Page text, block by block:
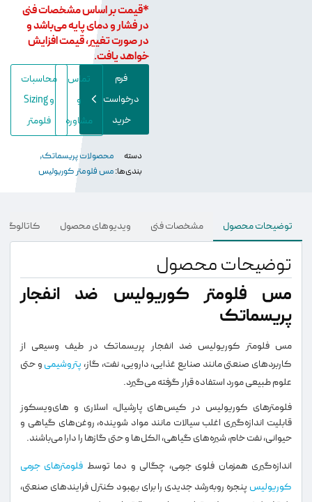
*قیمت بر اساس مشخصات فنی
در فشار و دمای پایه می‌باشد و
در صورت تغییر، قیمت افزایش
خواهد یافت.
فرم
درخواست
خرید
تماس
و
مشاوره
محاسبات
و Sizing
فلومتر
دسته
بندی‌ها:
محصولات پریسماتک,
مس فلومتر کوریولیس
توضیحات محصول مشخصات فنی ویدیو‌های محصول کاتالوگ
توضیحات محصول
مس فلومتر کوریولیس ضد انفجار
پریسماتک
مس فلومتر کوریولیس ضد انفجار پریسماتک در طیف وسیعی از
کاربردهای صنعتی مانند صنایع غذایی، دارویی، نفت، گاز،پتروشیمیو حتی
علوم طبیعی مورد استفاده قرار گرفته می‌گیرد.
فلومترهای کوریولیس در کیس‌های پارشیال، اسلاری و های‌ویسکوز
قابلیت اندازه‌گیری اغلب سیالات مانند مواد شوینده، روغن‌های گیاهی و
حیوانی، نفت خام، شیره‌های گیاهی، الکل‌ها و حتی گازها را دارا می‌باشند.
اندازه‌گیری همزمان فلوی جرمی، چگالی و دما توسط فلومترهای جرمی
کوریولیس پنجره رو‌به‌رشد جدیدی را برای بهبود کنترل فرایندهای صنعتی،